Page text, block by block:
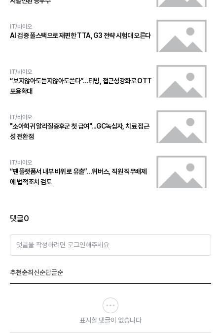
IT/바이오
AI 검증 풀스택으로 재편한 TTA, G3 전략 시험대 오른다
IT/바이오
“보지않아도듣지않아도쓴다”…티빙, 접근성강화로 OTT
포용확대
IT/바이오
"소아희귀 알라질증후군 첫 급여"...GC녹십자, 치료 접근
성 전환점
IT/바이오
“팬플랫폼서 내부 비위로 유출”…위버스, 직원 직무배제
에 법적조치 검토
댓글0
댓글을 작성하려면 로그인해주세요
추천순최신순답글순
표시할 댓글이 없습니다